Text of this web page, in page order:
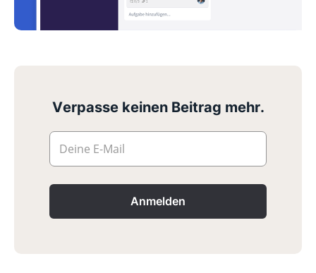
Verpasse keinen Beitrag mehr.
Deine E-Mail
Anmelden